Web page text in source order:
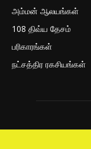
அம்மன் ஆலயங்கள்
108 திவ்ய தேசம்
பரிகாரங்கள்
நட்சத்திர ரகசியங்கள்